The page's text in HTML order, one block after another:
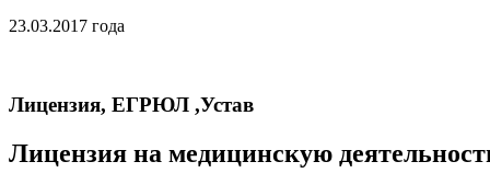
23.03.2017 года
Лицензия, ЕГРЮЛ ,Устав
Лицензия на медицинскую